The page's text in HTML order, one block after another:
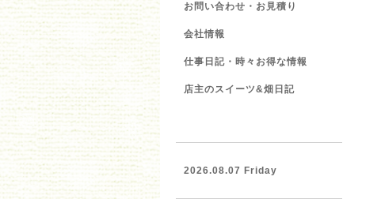
お問い合わせ・お見積り
会社情報
仕事日記・時々お得な情報
店主のスイーツ&畑日記
2026.08.07 Friday